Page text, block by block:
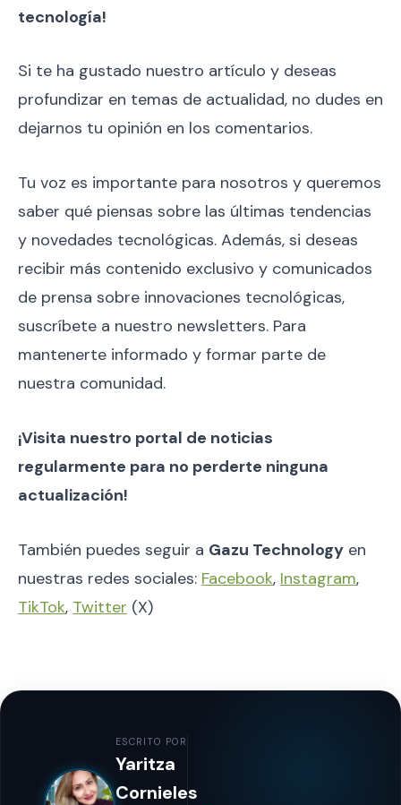
tecnología!
Si te ha gustado nuestro artículo y deseas
profundizar en temas de actualidad, no dudes en
dejarnos tu opinión en los comentarios.
Tu voz es importante para nosotros y queremos
saber qué piensas sobre las últimas tendencias
y novedades tecnológicas. Además, si deseas
recibir más contenido exclusivo y comunicados
de prensa sobre innovaciones tecnológicas,
suscríbete a nuestro newsletters. Para
mantenerte informado y formar parte de
nuestra comunidad.
¡Visita nuestro portal de noticias
regularmente para no perderte ninguna
actualización!
También puedes seguir a Gazu Technology en
nuestras redes sociales: Facebook, Instagram,
TikTok, Twitter (X)
ESCRITO POR
Yaritza
Cornieles